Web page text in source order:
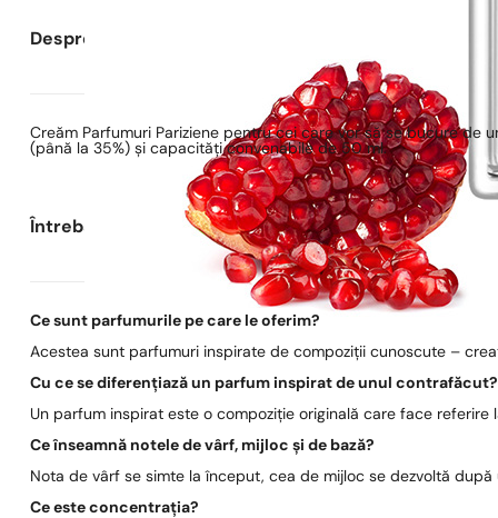
Despre Parfumuri Pariziene
Creăm Parfumuri Pariziene pentru cei care vor să se bucure
(până la 35%) și capacități convenabile de 50 ml.
Întrebări frecvente
Ce sunt parfumurile pe care le oferim?
Acestea sunt parfumuri inspirate de compoziții cunoscute –
Cu ce se diferențiază un parfum inspirat de unul contrafăcut?
Un parfum inspirat este o compoziție originală care face
Ce înseamnă notele de vârf, mijloc și de bază?
Nota de vârf se simte la început, cea de mijloc se dezvoltă
Ce este concentrația?